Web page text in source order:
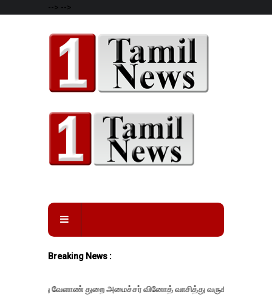
--> -->
Breaking News :
வேளாண் துறை அமைச்சர் வினோத் வாசித்து வருகிறார். �.